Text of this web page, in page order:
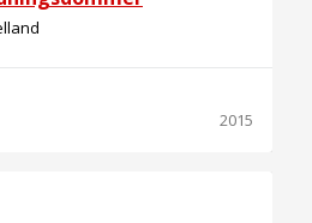
2015